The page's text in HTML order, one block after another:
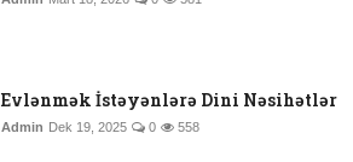
Evlənmək İstəyənlərə Dini Nəsihətlər
Admin Dek 19, 2025 0 558